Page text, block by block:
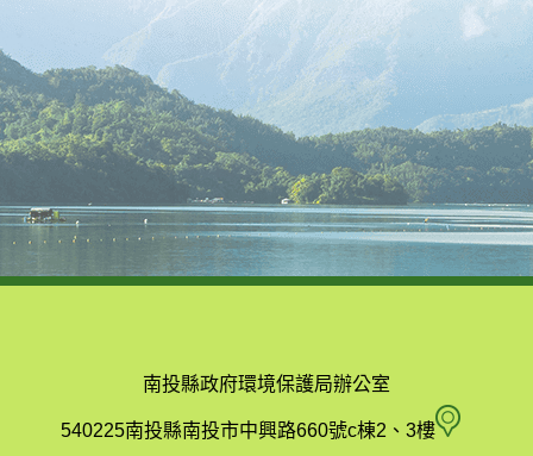
南投縣政府環境保護局辦公室
540225南投縣南投市中興路660號c棟2、3樓 南